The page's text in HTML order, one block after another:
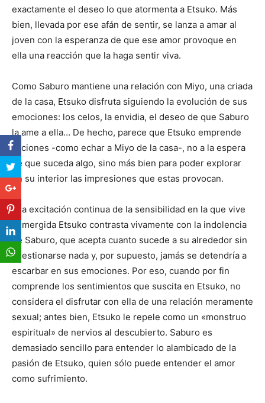
exactamente el deseo lo que atormenta a Etsuko. Más
bien, llevada por ese afán de sentir, se lanza a amar al
joven con la esperanza de que ese amor provoque en
ella una reacción que la haga sentir viva.
Como Saburo mantiene una relación con Miyo, una criada
de la casa, Etsuko disfruta siguiendo la evolución de sus
emociones: los celos, la envidia, el deseo de que Saburo
la ame a ella… De hecho, parece que Etsuko emprende
acciones -como echar a Miyo de la casa-, no a la espera
de que suceda algo, sino más bien para poder explorar
en su interior las impresiones que estas provocan.
Esa excitación continua de la sensibilidad en la que vive
sumergida Etsuko contrasta vivamente con la indolencia
de Saburo, que acepta cuanto sucede a su alrededor sin
cuestionarse nada y, por supuesto, jamás se detendría a
escarbar en sus emociones. Por eso, cuando por fin
comprende los sentimientos que suscita en Etsuko, no
considera el disfrutar con ella de una relación meramente
sexual; antes bien, Etsuko le repele como un «monstruo
espiritual» de nervios al descubierto. Saburo es
demasiado sencillo para entender lo alambicado de la
pasión de Etsuko, quien sólo puede entender el amor
como sufrimiento.